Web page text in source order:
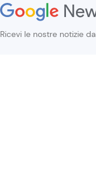
Ricevi le nostre notizie da